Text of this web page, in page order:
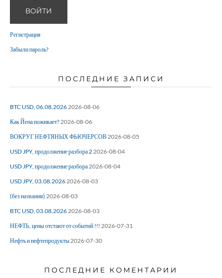
ВОЙТИ
Регистрация
Забыли пароль?
ПОСЛЕДНИЕ ЗАПИСИ
BTC USD, 06.08.2026 2026-08-06
Как Йена поживает? 2026-08-06
ВОКРУГ НЕФТЯНЫХ ФЬЮЧЕРСОВ 2026-08-05
USD JPY, продолжение разбора 2 2026-08-04
USD JPY, продолжение разбора 2026-08-04
USD JPY, 03.08.2026 2026-08-03
(без названия) 2026-08-03
BTC USD, 03.08.2026 2026-08-03
НЕФТЬ, цены отстают от событий !!! 2026-07-31
Нефть и нефтепродукты 2026-07-30
ПОСЛЕДНИЕ КОМЕНТАРИИ